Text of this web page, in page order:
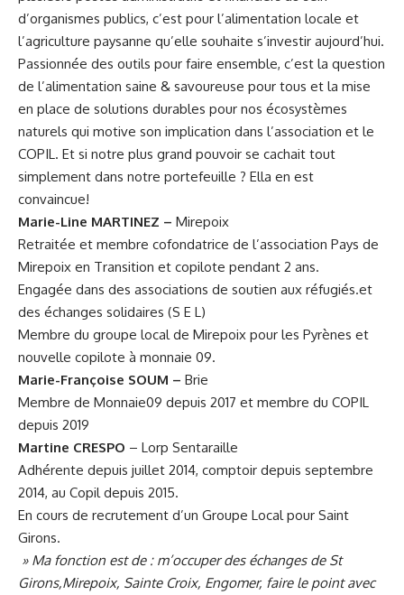
d’organismes publics, c’est pour l’alimentation locale et
l’agriculture paysanne qu’elle souhaite s’investir aujourd’hui.
Passionnée des outils pour faire ensemble, c’est la question
de l’alimentation saine & savoureuse pour tous et la mise
en place de solutions durables pour nos écosystèmes
naturels qui motive son implication dans l’association et le
COPIL. Et si notre plus grand pouvoir se cachait tout
simplement dans notre portefeuille ? Ella en est
convaincue!
Marie-Line MARTINEZ – Mirepoix
Retraitée et membre cofondatrice de l’association Pays de
Mirepoix en Transition et copilote pendant 2 ans.
Engagée dans des associations de soutien aux réfugiés.et
des échanges solidaires (S E L)
Membre du groupe local de Mirepoix pour les Pyrènes et
nouvelle copilote à monnaie 09.
Marie-Françoise SOUM – Brie
Membre de Monnaie09 depuis 2017 et membre du COPIL
depuis 2019
Martine CRESPO – Lorp Sentaraille
Adhérente depuis juillet 2014, comptoir depuis septembre
2014, au Copil depuis 2015.
En cours de recrutement d’un Groupe Local pour Saint
Girons.
» Ma fonction est de : m’occuper des échanges de St
Girons,Mirepoix, Sainte Croix, Engomer, faire le point avec